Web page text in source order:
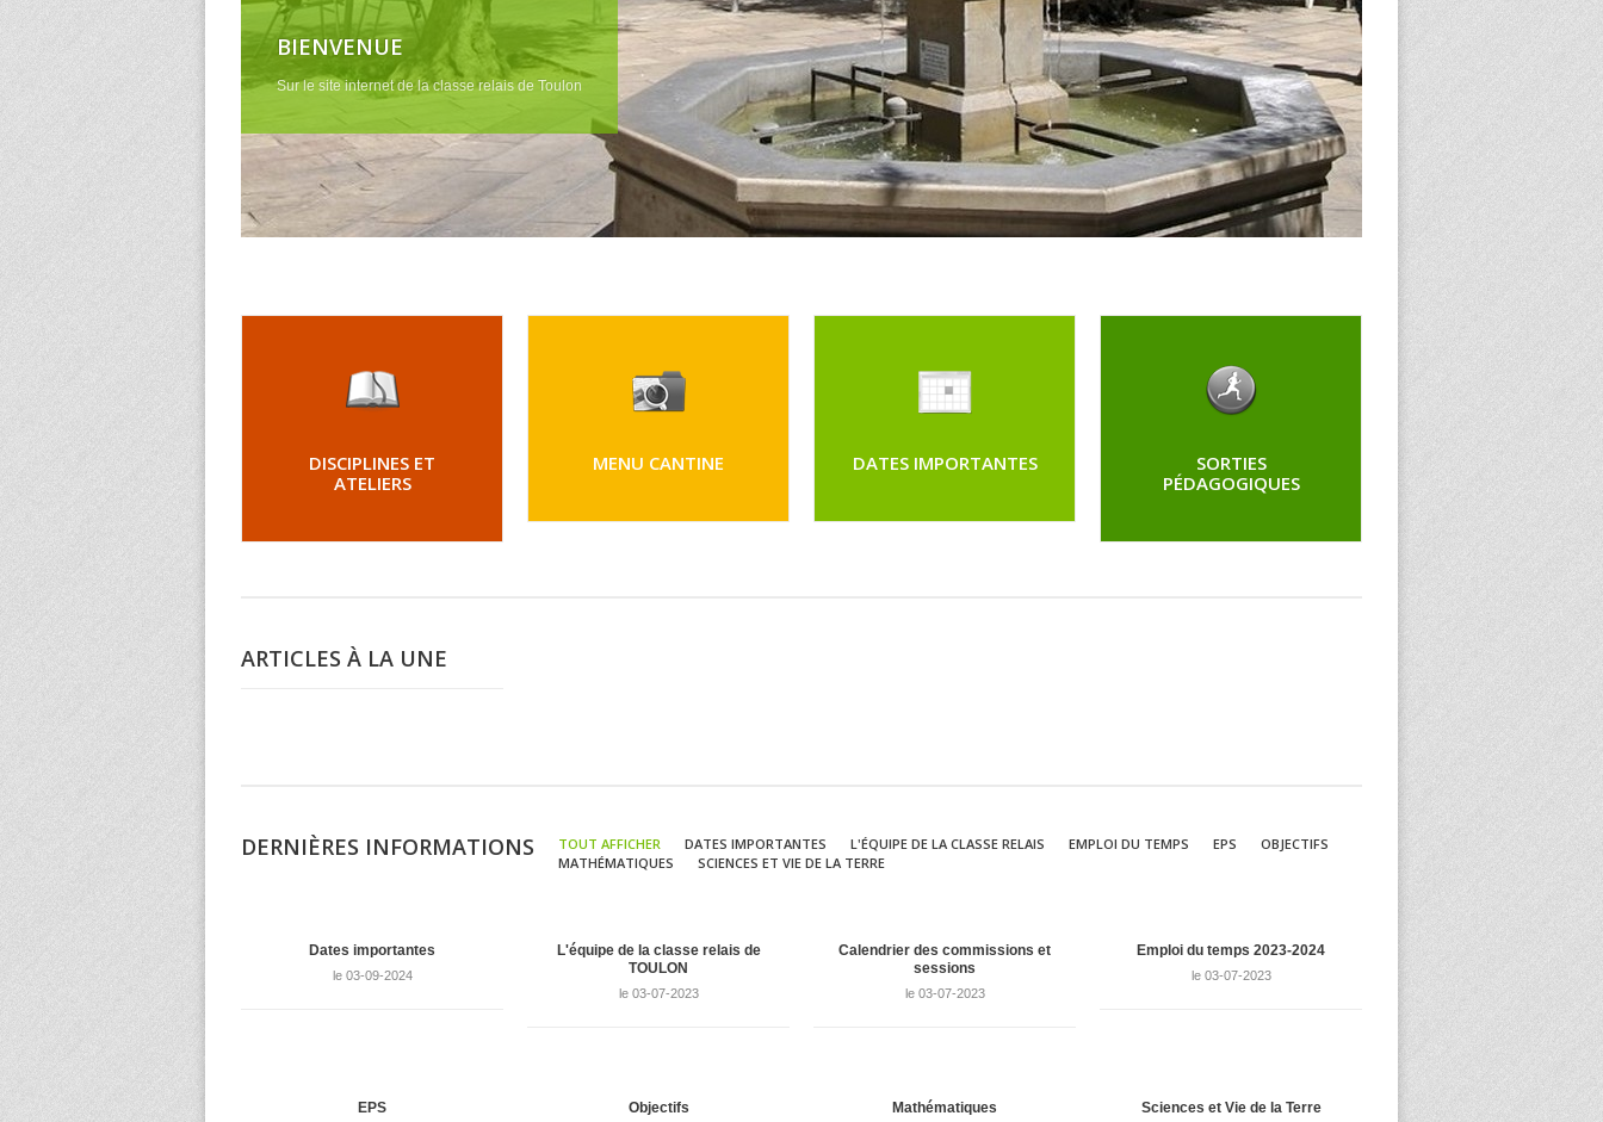
BIENVENUE
Sur le site internet de la classe relais de Toulon
DISCIPLINES ET
ATELIERS
MENU CANTINE DATES IMPORTANTES
SORTIES
PÉDAGOGIQUES
ARTICLES À LA UNE
DERNIÈRES INFORMATIONS TOUT AFFICHER DATES IMPORTANTES L'ÉQUIPE DE LA CLASSE RELAIS EMPLOI DU TEMPS EPS
OBJECTIFS
MATHÉMATIQUES
SCIENCES ET VIE DE LA TERRE
Dates importantes
le 03-09-2024
L'équipe de la classe relais de
TOULON
le 03-07-2023
Calendrier des commissions et
sessions
le 03-07-2023
Emploi du temps 2023-2024
le 03-07-2023
EPS Objectifs Mathématiques Sciences et Vie de la Terre